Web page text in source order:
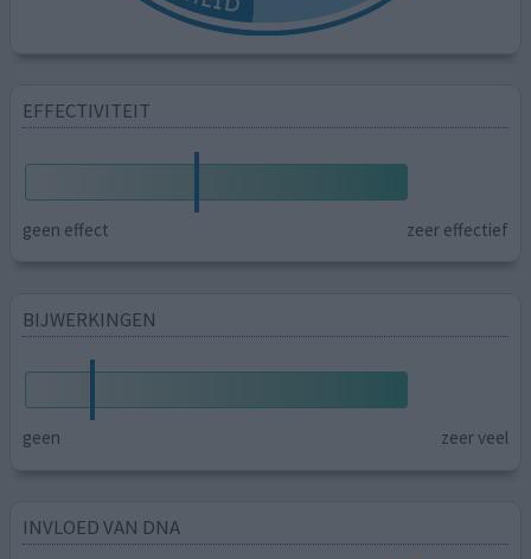
EFFECTIVITEIT
geen effect zeer effectief
BIJWERKINGEN
geen zeer veel
INVLOED VAN DNA